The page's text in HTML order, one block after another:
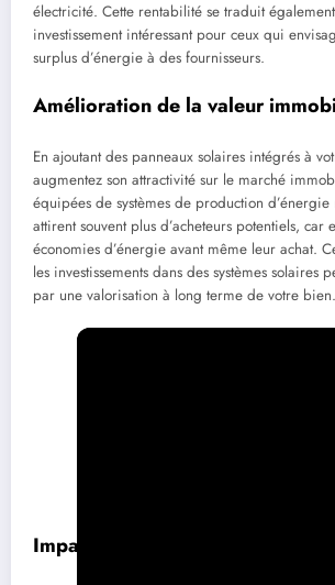
électricité. Cette rentabilité se traduit
investissement intéressant pour ceux qui
surplus d’énergie à des fournisseurs.
Amélioration de la valeur
En ajoutant des panneaux solaires intégrés à
augmentez son attractivité sur le marché
équipées de systèmes de production
attirent souvent plus d’acheteurs potentiels, car
économies d’énergie avant même leur achat.
les investissements dans des systèmes solaires
par une valorisation à long terme de votre bien.
Impact environnemental positif